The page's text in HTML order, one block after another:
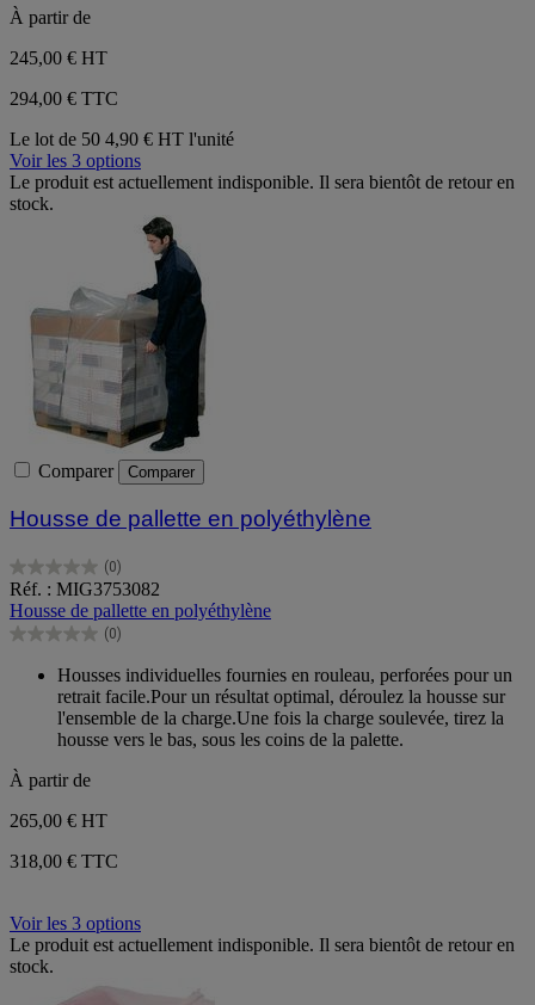
À partir de
245,00 € HT
294,00 € TTC
Le lot de 50 4,90 € HT l'unité
Voir les 3 options
Le produit est actuellement indisponible. Il sera bientôt de retour en
stock.
Comparer Comparer
Housse de pallette en polyéthylène
(0)
0.0
sur
5
étoiles.
Réf. : MIG3753082
Housse de pallette en polyéthylène
(0)
0.0
étoiles.
Housses individuelles fournies en rouleau, perforées pour un
retrait facile.Pour un résultat optimal, déroulez la housse sur
l'ensemble de la charge.Une fois la charge soulevée, tirez la
housse vers le bas, sous les coins de la palette.
À partir de
265,00 € HT
318,00 € TTC
Voir les 3 options
Le produit est actuellement indisponible. Il sera bientôt de retour en
stock.